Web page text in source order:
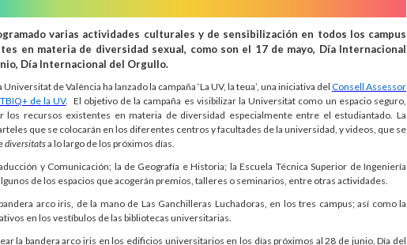
varias actividades culturales y de sensibilización en todos los campus
en materia de diversidad sexual, como son el 17 de mayo, Día Internacional
Día Internacional del Orgullo.
de València ha lanzado la campaña ‘La UV, la teua’, una iniciativa del Consell Assessor
de la UV. El objetivo de la campaña es visibilizar la Universitat como un espacio seguro,
los recursos existentes en materia de diversidad especialmente entre el estudiantado. La
que se colocarán en los diferentes centros y facultades de la universidad, y videos, que se
diversitatsa lo largo de los próximos días.
y Comunicación; la de Geografía e Historia; la Escuela Técnica Superior de Ingeniería
de los espacios que acogerán premios, talleres o seminarios, entre otras actividades.
arco iris, de la mano de Las Ganchilleras Luchadoras, en los tres campus; así como la
en los vestíbulos de las bibliotecas universitarias.
la bandera arco iris en los edificios universitarios en los días próximos al 28 de junio, Día del